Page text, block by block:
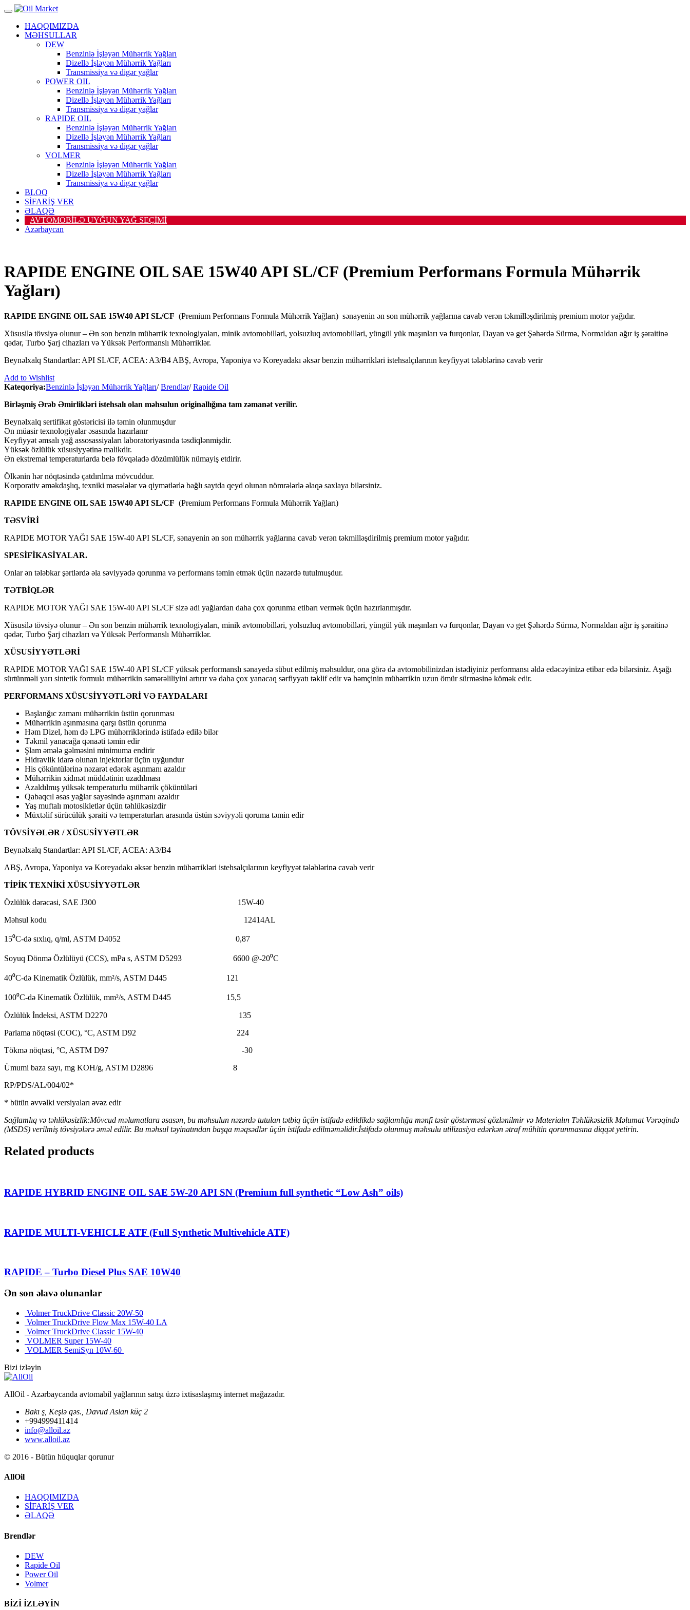
HAQQIMIZDA
MƏHSULLAR
DEW
Benzinlə İşləyən Mühərrik Yağları
Dizellə İşləyən Mühərrik Yağları
Transmissiya və digər yağlar
POWER OIL
Benzinlə İşləyən Mühərrik Yağları
Dizellə İşləyən Mühərrik Yağları
Transmissiya və digər yağlar
RAPIDE OIL
Benzinlə İşləyən Mühərrik Yağları
Dizellə İşləyən Mühərrik Yağları
Transmissiya və digər yağlar
VOLMER
Benzinlə İşləyən Mühərrik Yağları
Dizellə İşləyən Mühərrik Yağları
Transmissiya və digər yağlar
BLOQ
SİFARİŞ VER
ƏLAQƏ
AVTOMOBİLƏ UYĞUN YAĞ SEÇİMİ
Azərbaycan
RAPIDE ENGINE OIL SAE 15W40 API SL/CF (Premium Performans Formula Mühərrik
Yağları)
RAPIDE ENGINE OIL SAE 15W40 API SL/CF (Premium Performans Formula Mühərrik Yağları) sənayenin ən son mühərrik yağlarına cavab verən təkmilləşdirilmiş premium motor yağıdır.
Xüsusilə tövsiyə olunur – Ən son benzin mühərrik texnologiyaları, minik avtomobilləri, yolsuzluq avtomobilləri, yüngül yük maşınları və furqonlar, Dayan və get Şəhərdə Sürmə, Normaldan ağır iş şəraitinə
qədər, Turbo Şarj cihazları və Yüksək Performanslı Mühərriklər.
Beynəlxalq Standartlar: API SL/CF, ACEA: A3/B4 ABŞ, Avropa, Yaponiya və Koreyadakı əksər benzin mühərrikləri istehsalçılarının keyfiyyət tələblərinə cavab verir
Add to Wishlist
Kateqoriya:Benzinlə İşləyən Mühərrik Yağları/Brendlər/Rapide Oil
Birləşmiş Ərəb Əmirlikləri istehsalı olan məhsulun originallığına tam zəmanət verilir.
Beynəlxalq sertifikat göstəricisi ilə təmin olunmuşdur
Ən müasir texnologiyalar əsasında hazırlanır
Keyfiyyət əmsalı yağ assosassiyaları laboratoriyasında təsdiqlənmişdir.
Yüksək özlülük xüsusiyyətinə malikdir.
Ən ekstremal temperaturlarda belə fövqəladə dözümlülük nümayiş etdirir.
Ölkənin hər nöqtəsində çatdırılma mövcuddur.
Korporativ əməkdaşlıq, texniki məsələlər və qiymətlərlə bağlı saytda qeyd olunan nömrələrlə əlaqə saxlaya bilərsiniz.
RAPIDE ENGINE OIL SAE 15W40 API SL/CF (Premium Performans Formula Mühərrik Yağları)
TƏSVİRİ
RAPIDE MOTOR YAĞI SAE 15W-40 API SL/CF, sənayenin ən son mühərrik yağlarına cavab verən təkmilləşdirilmiş premium motor yağıdır.
SPESİFİKASİYALAR.
Onlar ən tələbkar şərtlərdə əla səviyyədə qorunma və performans təmin etmək üçün nəzərdə tutulmuşdur.
TƏTBİQLƏR
RAPIDE MOTOR YAĞI SAE 15W-40 API SL/CF sizə adi yağlardan daha çox qorunma etibarı vermək üçün hazırlanmışdır.
Xüsusilə tövsiyə olunur – Ən son benzin mühərrik texnologiyaları, minik avtomobilləri, yolsuzluq avtomobilləri, yüngül yük maşınları və furqonlar, Dayan və get Şəhərdə Sürmə, Normaldan ağır iş şəraitinə
qədər, Turbo Şarj cihazları və Yüksək Performanslı Mühərriklər.
XÜSUSİYYƏTLƏRİ
RAPIDE MOTOR YAĞI SAE 15W-40 API SL/CF yüksək performanslı sənayedə sübut edilmiş məhsuldur, ona görə də avtomobilinizdən istədiyiniz performansı əldə edəcəyinizə etibar edə bilərsiniz. Aşağı
sürtünməli yarı sintetik formula mühərrikin səmərəliliyini artırır və daha çox yanacaq sərfiyyatı təklif edir və həmçinin mühərrikin uzun ömür sürməsinə kömək edir.
PERFORMANS XÜSUSİYYƏTLƏRİ VƏ FAYDALARI
Başlanğıc zamanı mühərrikin üstün qorunması
Mühərrikin aşınmasına qarşı üstün qorunma
Həm Dizel, həm də LPG mühərriklərində istifadə edilə bilər
Təkmil yanacağa qənaəti təmin edir
Şlam əmələ gəlməsini minimuma endirir
Hidravlik idarə olunan injektorlar üçün uyğundur
His çöküntülərinə nəzarət edərək aşınmanı azaldır
Mühərrikin xidmət müddətinin uzadılması
Azaldılmış yüksək temperaturlu mühərrik çöküntüləri
Qabaqcıl əsas yağlar sayəsində aşınmanı azaldır
Yaş muftalı motosikletlər üçün təhlükəsizdir
Müxtəlif sürücülük şəraiti və temperaturları arasında üstün səviyyəli qoruma təmin edir
TÖVSİYƏLƏR / XÜSUSİYYƏTLƏR
Beynəlxalq Standartlar: API SL/CF, ACEA: A3/B4
ABŞ, Avropa, Yaponiya və Koreyadakı əksər benzin mühərrikləri istehsalçılarının keyfiyyət tələblərinə cavab verir
TİPİK TEXNİKİ XÜSUSİYYƏTLƏR
Özlülük dərəcəsi, SAE J300 15W-40
Məhsul kodu 12414AL
15⁰C-də sıxlıq, q/ml, ASTM D4052 0,87
Soyuq Dönmə Özlülüyü (CCS), mPa s, ASTM D5293 6600 @-20⁰C
40⁰C-də Kinematik Özlülük, mm²/s, ASTM D445 121
100⁰C-də Kinematik Özlülük, mm²/s, ASTM D445 15,5
Özlülük İndeksi, ASTM D2270 135
Parlama nöqtəsi (COC), °C, ASTM D92 224
Tökmə nöqtəsi, °C, ASTM D97 -30
Ümumi baza sayı, mg KOH/g, ASTM D2896 8
RP/PDS/AL/004/02*
* bütün əvvəlki versiyaları əvəz edir
Sağlamlıq və təhlükəsizlik:Mövcud məlumatlara əsasən, bu məhsulun nəzərdə tutulan tətbiq üçün istifadə edildikdə sağlamlığa mənfi təsir göstərməsi gözlənilmir və Materialın Təhlükəsizlik Məlumat Vərəqində
(MSDS) verilmiş tövsiyələrə əməl edilir. Bu məhsul təyinatından başqa məqsədlər üçün istifadə edilməməlidir.İstifadə olunmuş məhsulu utilizasiya edərkən ətraf mühitin qorunmasına diqqət yetirin.
Related products
RAPIDE HYBRID ENGINE OIL SAE 5W-20 API SN (Premium full synthetic “Low Ash” oils)
RAPIDE MULTI-VEHICLE ATF (Full Synthetic Multivehicle ATF)
RAPIDE – Turbo Diesel Plus SAE 10W40
Ən son əlavə olunanlar
Volmer TruckDrive Classic 20W-50
Volmer TruckDrive Flow Max 15W-40 LA
Volmer TruckDrive Classic 15W-40
VOLMER Super 15W-40
VOLMER SemiSyn 10W-60
Bizi izləyin
AllOil - Azərbaycanda avtomabil yağlarının satışı üzrə ixtisaslaşmış internet mağazadır.
Bakı ş, Keşlə qəs., Davud Aslan küç 2
+994999411414
info@alloil.az
www.alloil.az
© 2016 - Bütün hüquqlar qorunur
AllOil
HAQQIMIZDA
SİFARİŞ VER
ƏLAQƏ
Brendlər
DEW
Rapide Oil
Power Oil
Volmer
BİZİ İZLƏYİN